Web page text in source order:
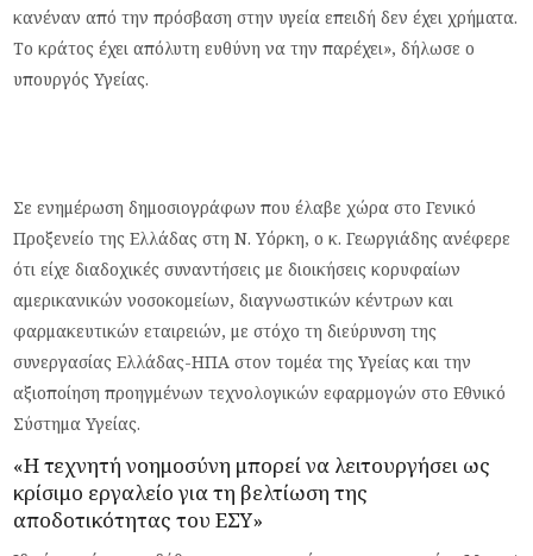
κανέναν από την πρόσβαση στην υγεία επειδή δεν έχει χρήματα.
Το κράτος έχει απόλυτη ευθύνη να την παρέχει», δήλωσε ο
υπουργός Υγείας.
Σε ενημέρωση δημοσιογράφων που έλαβε χώρα στο Γενικό
Προξενείο της Ελλάδας στη Ν. Υόρκη, ο κ. Γεωργιάδης ανέφερε
ότι είχε διαδοχικές συναντήσεις με διοικήσεις κορυφαίων
αμερικανικών νοσοκομείων, διαγνωστικών κέντρων και
φαρμακευτικών εταιρειών, με στόχο τη διεύρυνση της
συνεργασίας Ελλάδας-ΗΠΑ στον τομέα της Υγείας και την
αξιοποίηση προηγμένων τεχνολογικών εφαρμογών στο Εθνικό
Σύστημα Υγείας.
«Η τεχνητή νοημοσύνη μπορεί να λειτουργήσει ως
κρίσιμο εργαλείο για τη βελτίωση της
αποδοτικότητας του ΕΣΥ»